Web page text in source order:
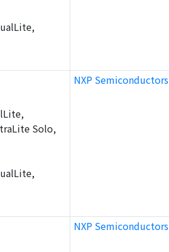
Solo,
NXP Semiconductors
NXP Semiconductors